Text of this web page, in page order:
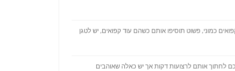
כמוני, פשוט תוסיפו אותם כשהם עוד קפואים, יש לטגן
לחתוך אותם לרצועות דקות אך יש כאלה שאוהבים